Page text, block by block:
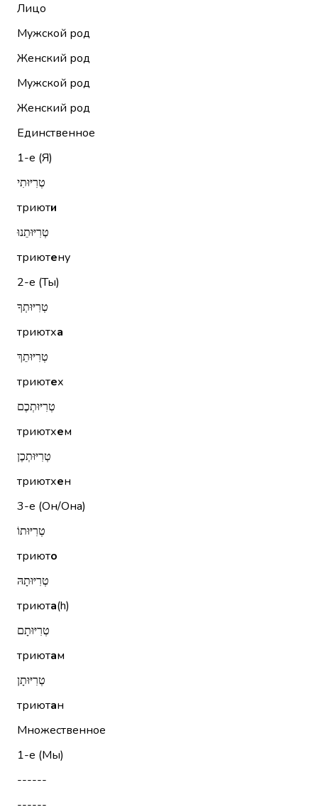
Лицо
Мужской род
Женский род
Мужской род
Женский род
Единственное
1-е (Я)
טְרִיּוּתִי
триюти
טְרִיּוּתֵנוּ
триютену
2-е (Ты)
טְרִיּוּתְךָ
триютха
טְרִיּוּתֵךְ
триютех
טְרִיּוּתְכֶם
триютхем
טְרִיּוּתְכֶן
триютхен
3-е (Он/Она)
טְרִיּוּתוֹ
триюто
טְרִיּוּתָהּ
триюта(h)
טְרִיּוּתָם
триютам
טְרִיּוּתָן
триютан
Множественное
1-е (Мы)
------
------